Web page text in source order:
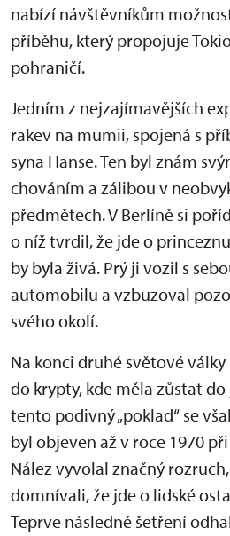
nabízí návštěvníkům
příběhu, který propojuje
pohraničí.
Jedním z nejzajímavějších
rakev na mumii, spojená s
syna Hanse. Ten byl znám
chováním a zálibou v
předmětech. V Berlíně si
o níž tvrdil, že jde o
by byla živá. Prý ji vozil s
automobilu a vzbuzoval
svého okolí.
Na konci druhé světové
do krypty, kde měla zůstat
tento podivný „poklad“ se
byl objeven až v roce 1970
Nález vyvolal značný
domnívali, že jde o lidské
Teprve následné šetření